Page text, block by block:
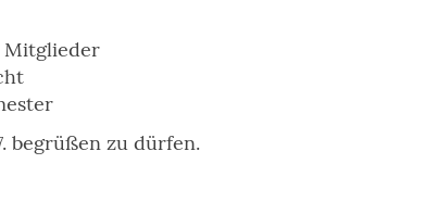
Mitglieder
begrüßen zu dürfen.